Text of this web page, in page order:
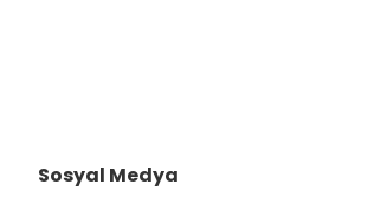
Sosyal Medya